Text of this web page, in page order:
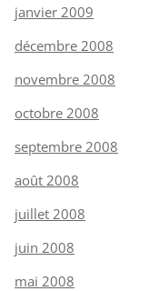
janvier 2009
décembre 2008
novembre 2008
octobre 2008
septembre 2008
août 2008
juillet 2008
juin 2008
mai 2008